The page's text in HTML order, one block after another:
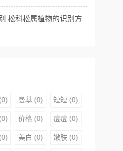
松科松属植物的识别方
(0) 曼基(0) 短短 (0)
价格(0) 痘痘 (0)
美白 (0) 嫩肤 (0)